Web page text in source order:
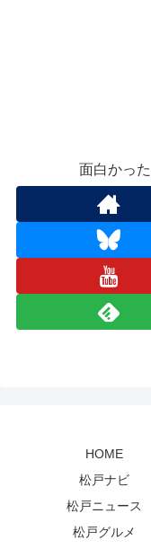
面白かっ
HOME
松戸ナビ
松戸ニュース
松戸グルメ